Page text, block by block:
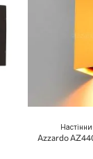
Azzardo